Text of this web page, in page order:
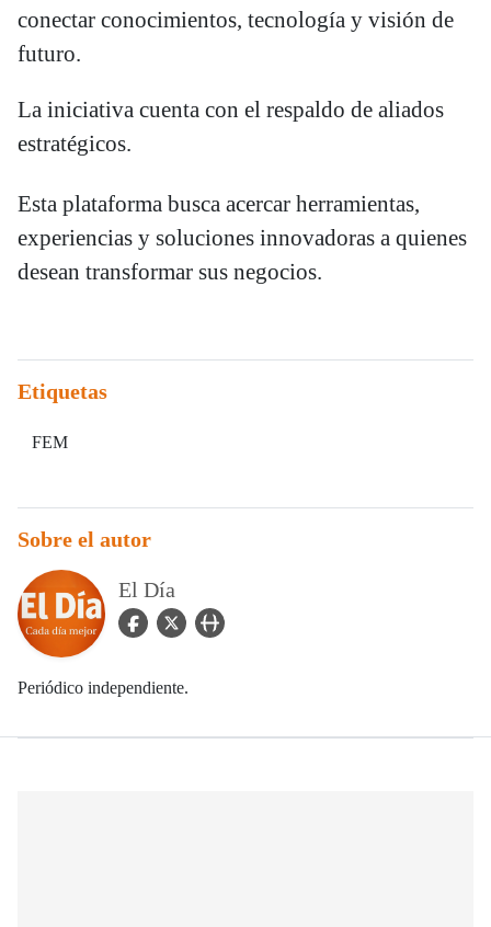
conectar conocimientos, tecnología y visión de
futuro.
La iniciativa cuenta con el respaldo de aliados
estratégicos.
Esta plataforma busca acercar herramientas,
experiencias y soluciones innovadoras a quienes
desean transformar sus negocios.
Etiquetas
FEM
Sobre el autor
El Día
facebook Icon
twitter Iconuser_url Icon
Periódico independiente.